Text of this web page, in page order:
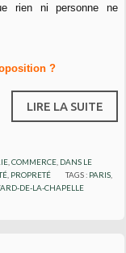
rien ni personne ne
?
LIRE LA SUITE
, COMMERCE, DANS LE
PROPRETÉ TAGS : PARIS
DE-LA-CHAPELLE